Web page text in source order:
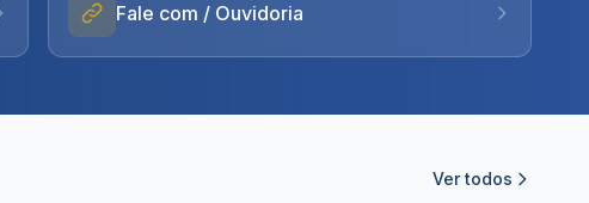
Fale com / Ouvidoria
Ver todos